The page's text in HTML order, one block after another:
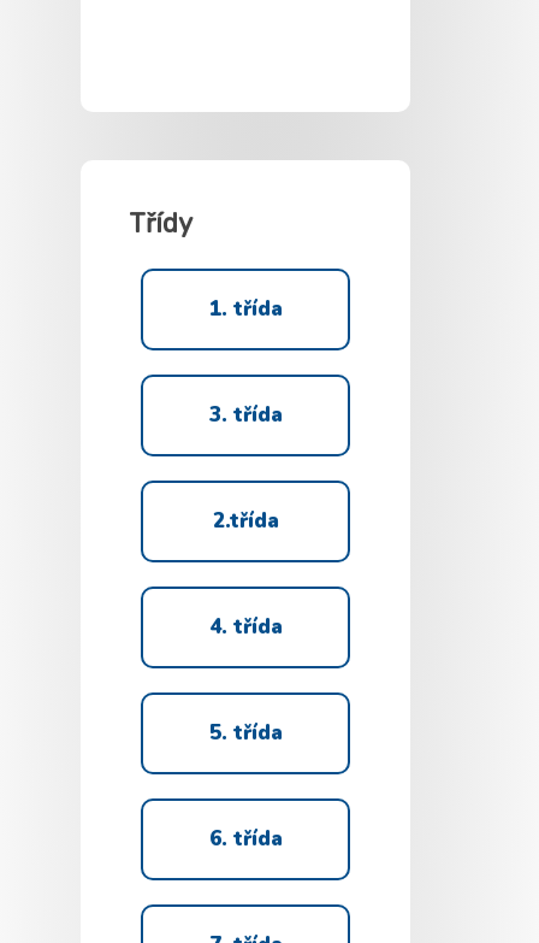
Třídy
1. třída
3. třída
2.třída
4. třída
5. třída
6. třída